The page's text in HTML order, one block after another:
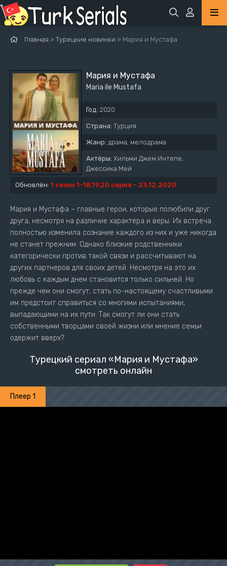
Главная » Турецкие новинки » Мария и Мустафа
Мария и Мустафа
Maria ile Mustafa
Год: 2020
Страна: Турция
Жанр: драма, мелодрама
Актёры: Хильми Джем Интепе,
Джессика Мей
Обновлён: 1 сезон 1-18,19,20 серия - 23.12.2020
Мария и Мустафа – главные герои, которые полюбили друг
друга, несмотря на различие характера и веры. Их встреча
полностью изменила сознание каждого из них и уже никогда
не станет прежним. Однако близкие родственники
категорически против такой связи и рассчитывают на
других партнеров для своих детей. Несмотря на это их
любовь с каждым днем становится только сильней. Но
прежде чем они смогут, стать по-настоящему счастливыми
им предстоит справиться со многими испытаниями,
выпадающими на их пути. Так смогут ли они стать
собственными творцами своей жизни или мнение семьи
одержит вверх?
Турецкий сериал «Мария и Мустафа»
смотреть онлайн
Плеер 1